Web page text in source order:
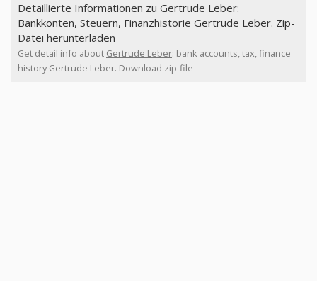
Detaillierte Informationen zu Gertrude Leber:
Bankkonten, Steuern, Finanzhistorie Gertrude Leber. Zip-
Datei herunterladen
Get detail info about Gertrude Leber: bank accounts, tax, finance
history Gertrude Leber. Download zip-file